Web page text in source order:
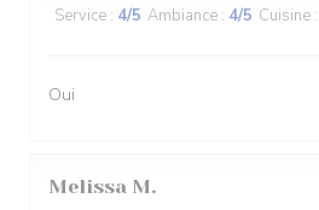
Service : 4/5 Ambiance : 4/5 Cuisine :
Oui
Melissa M